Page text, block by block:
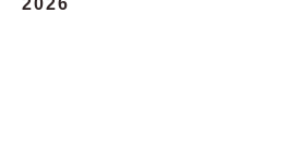
2026